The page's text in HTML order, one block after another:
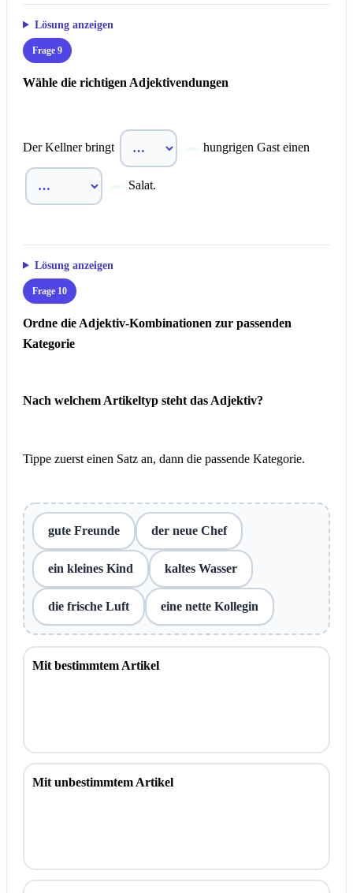
Lösung anzeigen
Frage 9
Wähle die richtigen Adjektivendungen
Der Kellner bringt hungrigen Gast einen
Salat.
Lösung anzeigen
Frage 10
Ordne die Adjektiv-Kombinationen zur passenden
Kategorie
Nach welchem Artikeltyp steht das Adjektiv?
Tippe zuerst einen Satz an, dann die passende Kategorie.
gute Freunde der neue Chef
ein kleines Kind kaltes Wasser
die frische Luft eine nette Kollegin
Mit bestimmtem Artikel
Mit unbestimmtem Artikel